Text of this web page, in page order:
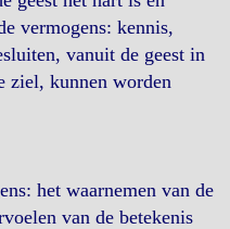
vermogens: kennis,
vanuit de geest in
ziel, kunnen worden
het waarnemen van de
van de betekenis